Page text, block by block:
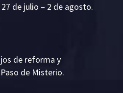
27 de julio – 2 de agosto.
de reforma y
de Misterio.